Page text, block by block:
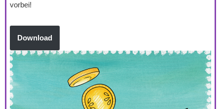
vorbei!
Download